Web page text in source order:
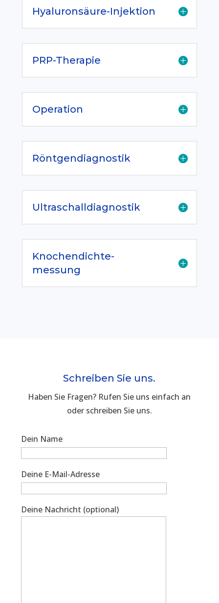
Hyaluronsäure-Injektion
PRP-Therapie
Operation
Röntgendiagnostik
Ultraschalldiagnostik
Knochendichte-
messung
Schreiben Sie uns.
Haben Sie Fragen? Rufen Sie uns einfach an
oder schreiben Sie uns.
Dein Name
Deine E-Mail-Adresse
Deine Nachricht (optional)